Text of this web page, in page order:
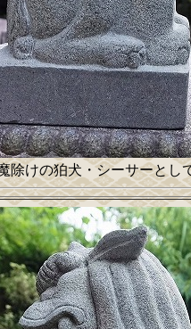
除けの狛犬・シーサーとし